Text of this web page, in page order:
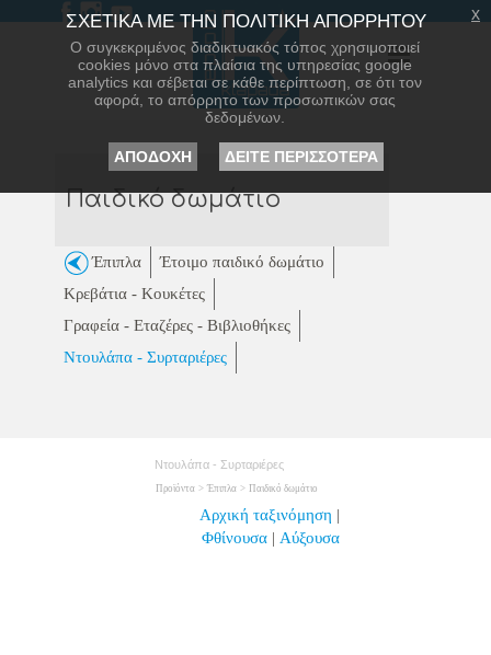
Παιδικό δωμάτιο
Έπιπλα
Έτοιμο παιδικό δωμάτιο
Κρεβάτια - Κουκέτες
Γραφεία - Εταζέρες - Βιβλιοθήκες
Ντουλάπα - Συρταριέρες
Ντουλάπα - Συρταριέρες
Προϊόντα > Έπιπλα > Παιδικό δωμάτιο
Αρχική ταξινόμηση |
Φθίνουσα | Αύξουσα
ΣΧΕΤΙΚΑ ΜΕ ΤΗΝ ΠΟΛΙΤΙΚΗ ΑΠΟΡΡΗΤΟΥ
Ο συγκεκριμένος διαδικτυακός τόπος χρησιμοποιεί
cookies μόνο στα πλαίσια της υπηρεσίας google
analytics και σέβεται σε κάθε περίπτωση, σε ότι τον
αφορά, το απόρρητο των προσωπικών σας
δεδομένων.
ΑΠΟΔΟΧΗ ΔΕΙΤΕ ΠΕΡΙΣΣΟΤΕΡΑ
x